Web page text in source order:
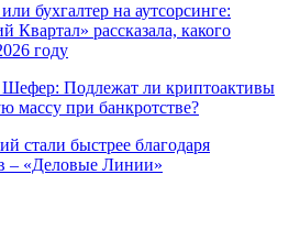
бухгалтер на аутсорсинге:
Квартал» рассказала, какого
году
Подлежат ли криптоактивы
массу при банкротстве?
стали быстрее благодаря
– «Деловые Линии»